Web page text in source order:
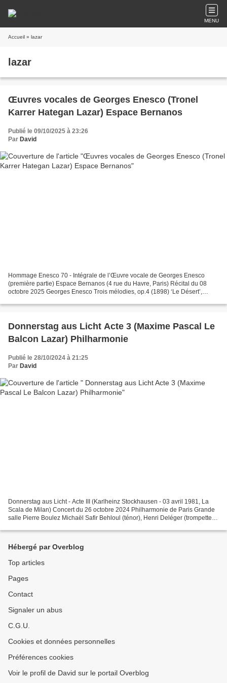
MENU
Accueil » lazar
lazar
Œuvres vocales de Georges Enesco (Tronel
Karrer Hategan Lazar) Espace Bernanos
Publié le 09/10/2025 à 23:26
Par David
Hommage Enesco 70 - Intégrale de l’Œuvre vocale de Georges Enesco
(première partie) Espace Bernanos (4 rue du Havre, Paris) Récital du 08
octobre 2025 Georges Enesco Trois mélodies, op.4 (1898) ‘Le Désert’,
Donnerstag aus Licht Acte 3 (Maxime Pascal Le
Balcon Lazar) Philharmonie
Publié le 28/10/2024 à 21:25
Par David
Donnerstag aus Licht - Acte III (Karlheinz Stockhausen - 03 avril 1981, La
Scala de Milan) Concert du 26 octobre 2024 Philharmonie de Paris Grande
salle Pierre Boulez Michaël Safir Behloul (ténor), Henri Deléger (trompette),
Hébergé par Overblog
Top articles
Pages
Contact
Signaler un abus
C.G.U.
Cookies et données personnelles
Préférences cookies
Voir le profil de David sur le portail Overblog